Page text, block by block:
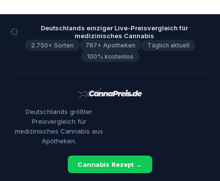
Deutschlands einziger Live-Preisvergleich für
medizinisches Cannabis
2.750+ Sorten 787+ Apotheken
Täglich aktuell
100% kostenlos
Deutschlands größter
Preisvergleich für
medizinisches Cannabis aus
Apotheken.
Cannabis Rezept →